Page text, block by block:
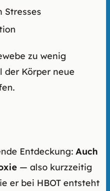
Stresses
zu wenig
der Körper neue
Entdeckung: Auch
— also kurzzeitig
er bei HBOT entsteht